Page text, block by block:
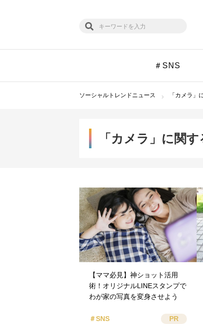
＃SNS
ソーシャルトレンドニュース 「カメラ」
「カメラ」に関
【ママ必見】神ショット活用
術！オリジナルLINEスタンプで
わが家の写真を変身させよう
＃SNS PR